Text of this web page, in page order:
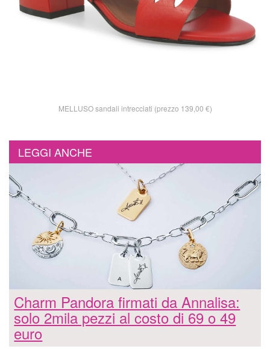
MELLUSO sandali intrecciati (prezzo 139,00 €)
LEGGI ANCHE
Charm Pandora firmati da Annalisa:
solo 2mila pezzi al costo di 69 o 49
euro